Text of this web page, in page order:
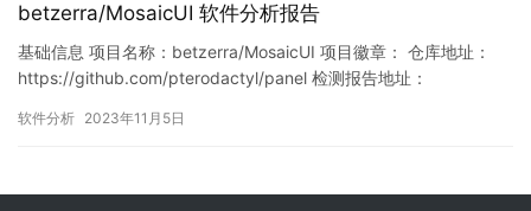
betzerra/MosaicUI 软件分析报告
基础信息 项目名称：betzerra/MosaicUI 项目徽章： 仓库地址：
https://github.com/pterodactyl/panel 检测报告地址：
54368/1720903576972234752 此报告由Murphysec提供 …
软件分析 2023年11月5日